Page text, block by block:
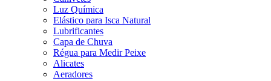
Luz Química
Elástico para Isca Natural
Lubrificantes
Capa de Chuva
Régua para Medir Peixe
Alicates
Aeradores